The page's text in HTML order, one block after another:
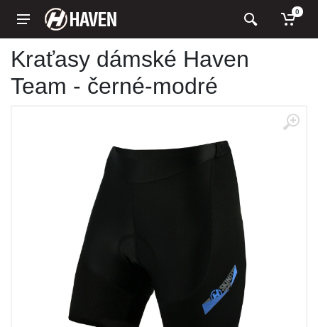
0
Kraťasy dámské Haven
Team - černé-modré